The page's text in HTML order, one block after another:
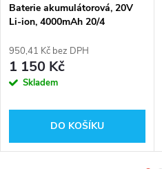
Baterie akumulátorová, 20V
Li-ion, 4000mAh 20/4
950,41 Kč bez DPH
1 150 Kč
Skladem
DO KOŠÍKU